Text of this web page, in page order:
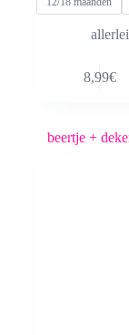
allerlei
8,99€
variaties.
Deze